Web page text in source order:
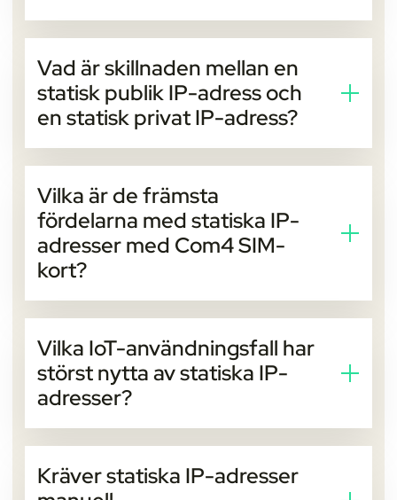
möjliggör inkommande åtkomst utan komplexa
lösningar.
Vad är skillnaden mellan en
statisk publik IP-adress och
en statisk privat IP-adress?
statisk privat IP-adress är isolerad inom ett privat
nätverk eller VPN och är utformad för säker intern
kommunikation.
Vilka är de främsta
fördelarna med statiska IP-
adresser med Com4 SIM-
kort?
prestanda samt centraliserad hantering via Com4:s
uppkopplingsplattform.
Vilka IoT-användningsfall har
störst nytta av statiska IP-
adresser?
telemetri och fjärrunderhåll.
Kräver statiska IP-adresser